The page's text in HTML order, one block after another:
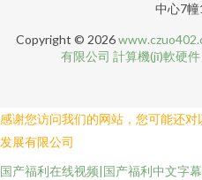
中心7
Copyright © 2026
有限公司 計算機(jī)軟硬件
感谢您访问我们的网站，您可能还
发展有限公司
国产福利在线视频|国产福利中文字